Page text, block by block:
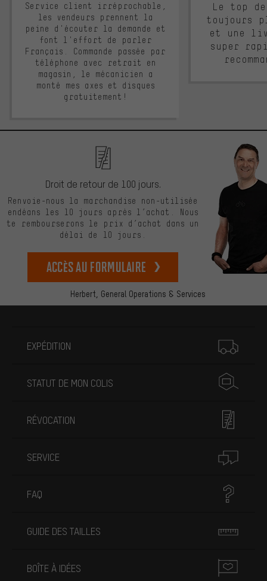
Service client irréprochable,
les vendeurs prennent la
peine d'écouter la demande et
font l'effort de parler
Français. Commande passée par
téléphone avec retrait en
magasin, le mécanicien a
monté mes axes et disques
gratuitement!
Le top
toujours
et une
super
Herbert, General Operations & Services
Droit de retour de 100 jours.
Renvoie-nous la marchandise non-utilisée
endéans les 10 jours après l’achat. Nous
te rembourserons le prix d’achat dans un
délai de 10 jours.
Accès au formulaire
EXPÉDITION
STATUT DE MON COLIS
RÉVOCATION
SERVICE
FAQ
GUIDE DES TAILLES
BOÎTE À IDÉES